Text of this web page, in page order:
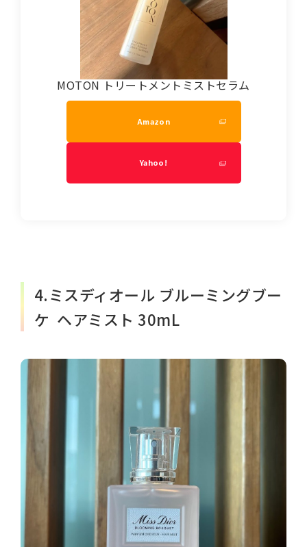
MOTON トリートメントミストセラム
Amazon
Yahoo!
4.ミスディオール ブルーミングブー
ケ ヘアミスト 30mL